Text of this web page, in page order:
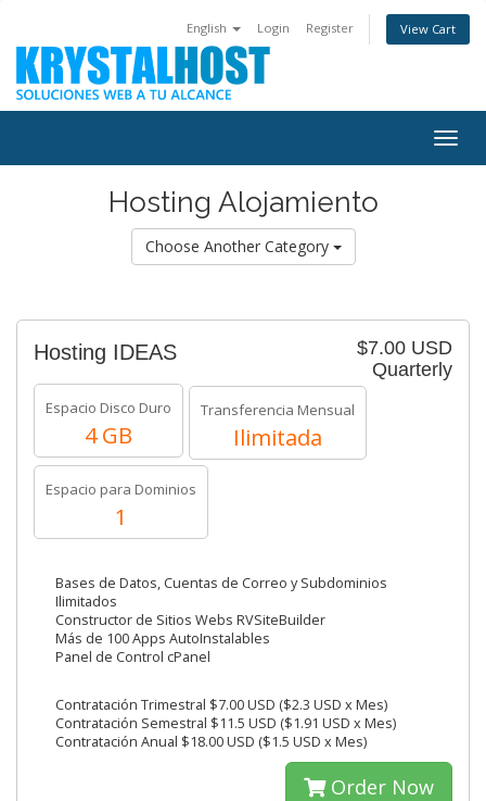
English Login Register View Cart
Hosting Alojamiento
Choose Another Category
$7.00 USD
Quarterly
Hosting IDEAS
Espacio Disco Duro
4 GB
Transferencia Mensual
Ilimitada
Espacio para Dominios
1
Bases de Datos, Cuentas de Correo y Subdominios
Ilimitados
Constructor de Sitios Webs RVSiteBuilder
Más de 100 Apps AutoInstalables
Panel de Control cPanel
Contratación Trimestral $7.00 USD ($2.3 USD x Mes)
Contratación Semestral $11.5 USD ($1.91 USD x Mes)
Contratación Anual $18.00 USD ($1.5 USD x Mes)
Order Now